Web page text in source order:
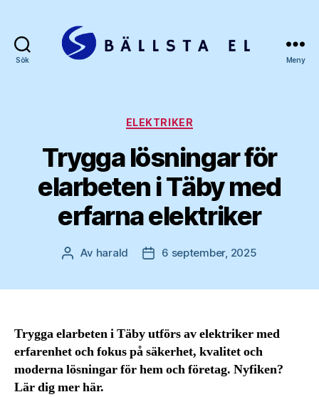
Sök Meny
Kategorier
ELEKTRIKER
Trygga lösningar för
elarbeten i Täby med
erfarna elektriker
Inläggsförfattare
Av harald Inläggsdatum
6 september, 2025
Trygga elarbeten i Täby utförs av elektriker med
erfarenhet och fokus på säkerhet, kvalitet och
moderna lösningar för hem och företag. Nyfiken?
Lär dig mer här.